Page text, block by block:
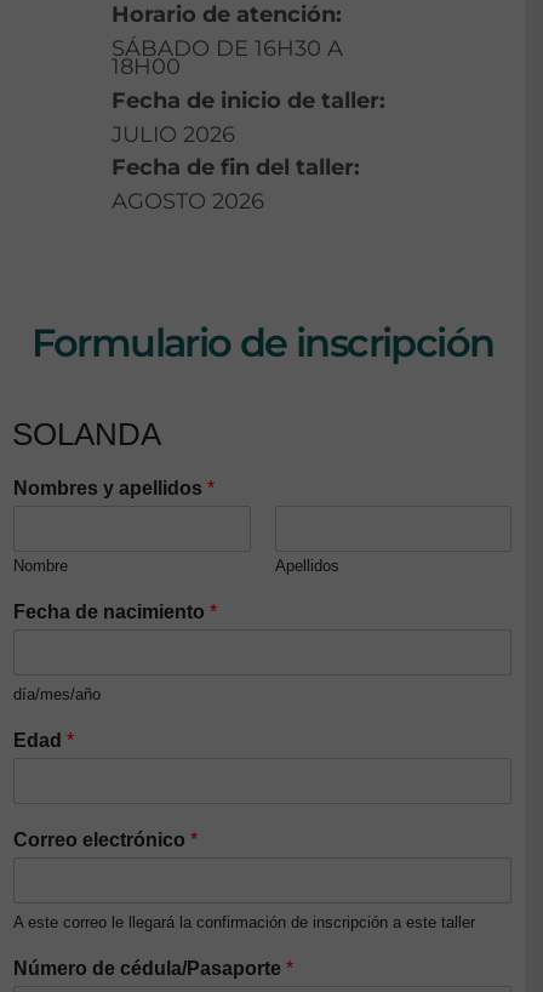
Horario de atención:
SÁBADO DE 16H30 A
18H00
Fecha de inicio de taller:
JULIO 2026
Fecha de fin del taller:
AGOSTO 2026
Formulario de inscripción
SOLANDA
Nombres y apellidos *
Nombre Apellidos
Fecha de nacimiento *
día/mes/año
Edad *
Correo electrónico *
A este correo le llegará la confirmación de inscripción a este taller
Número de cédula/Pasaporte *